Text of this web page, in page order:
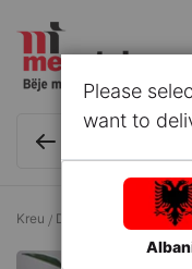
Kreu Dekor Lule dhe
Please
want to